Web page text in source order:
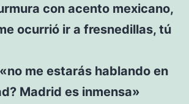
con acento mexicano,
ocurrió ir a fresnedillas, tú
me estarás hablando en
Madrid es inmensa»